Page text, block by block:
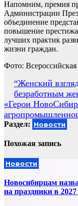
Напомним, премия
Администрации
объединение
повышение
лучших практик
жизни граждан.
Фото:
Навигация
по
записям
“Женский
безработным
«Герои
Раздел: Новости
Похожая запись
Новости
Новосибирцам
на праздники в 2027